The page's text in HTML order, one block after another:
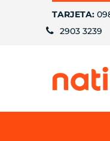
TARJETA:
2903 3239